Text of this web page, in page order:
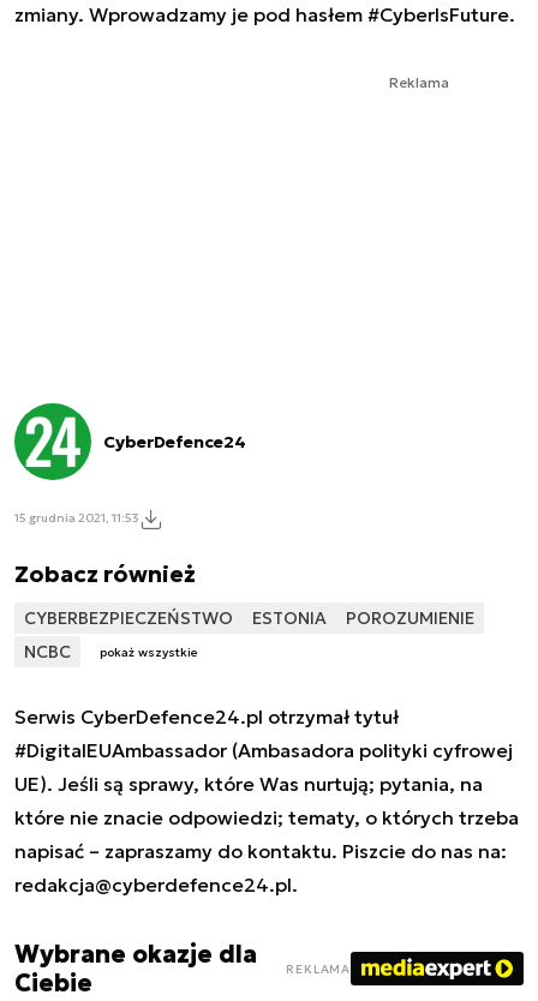
zmiany. Wprowadzamy je pod hasłem #CyberIsFuture.
Reklama
CyberDefence24
15 grudnia 2021, 11:53
Zobacz również
CYBERBEZPIECZEŃSTWO ESTONIA
POROZUMIENIE
NCBC
pokaż wszystkie
Serwis CyberDefence24.pl otrzymał tytuł
#DigitalEUAmbassador (Ambasadora polityki cyfrowej
UE). Jeśli są sprawy, które Was nurtują; pytania, na
które nie znacie odpowiedzi; tematy, o których trzeba
napisać – zapraszamy do kontaktu. Piszcie do nas na:
redakcja@cyberdefence24.pl.
Wybrane okazje dla
Ciebie
REKLAMA